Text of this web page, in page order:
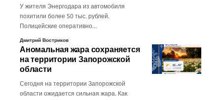
У жителя Энергодара из автомобиля
похитили более 50 тыс. рублей.
Полицейские оперативно…
Дмитрий Востриков
Аномальная жара сохраняется
на территории Запорожской
области
Сегодня на территории Запорожской
области ожидается сильная жара. Как